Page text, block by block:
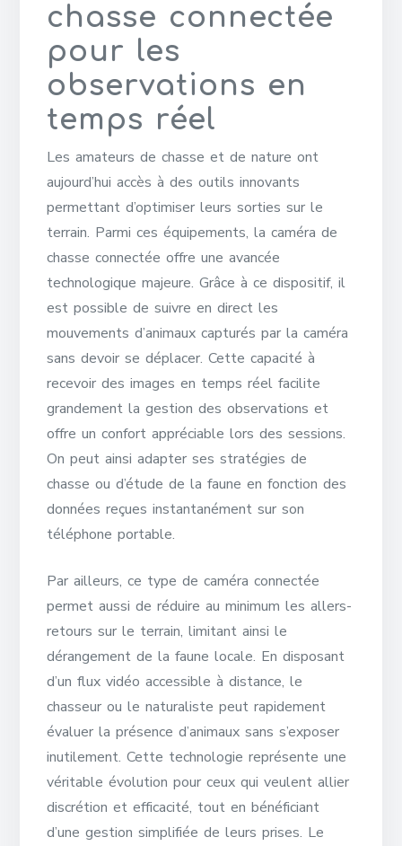
chasse connectée
pour les
observations en
temps réel
Les amateurs de chasse et de nature ont
aujourd’hui accès à des outils innovants
permettant d’optimiser leurs sorties sur le
terrain. Parmi ces équipements, la caméra de
chasse connectée offre une avancée
technologique majeure. Grâce à ce dispositif, il
est possible de suivre en direct les
mouvements d’animaux capturés par la caméra
sans devoir se déplacer. Cette capacité à
recevoir des images en temps réel facilite
grandement la gestion des observations et
offre un confort appréciable lors des sessions.
On peut ainsi adapter ses stratégies de
chasse ou d’étude de la faune en fonction des
données reçues instantanément sur son
téléphone portable.
Par ailleurs, ce type de caméra connectée
permet aussi de réduire au minimum les allers-
retours sur le terrain, limitant ainsi le
dérangement de la faune locale. En disposant
d’un flux vidéo accessible à distance, le
chasseur ou le naturaliste peut rapidement
évaluer la présence d’animaux sans s’exposer
inutilement. Cette technologie représente une
véritable évolution pour ceux qui veulent allier
discrétion et efficacité, tout en bénéficiant
d’une gestion simplifiée de leurs prises. Le